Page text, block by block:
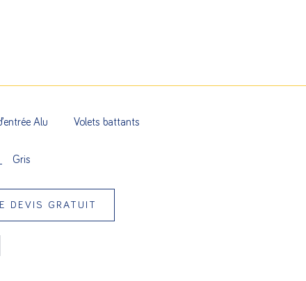
Alu Volets battants
Gris
DEVIS GRATUIT